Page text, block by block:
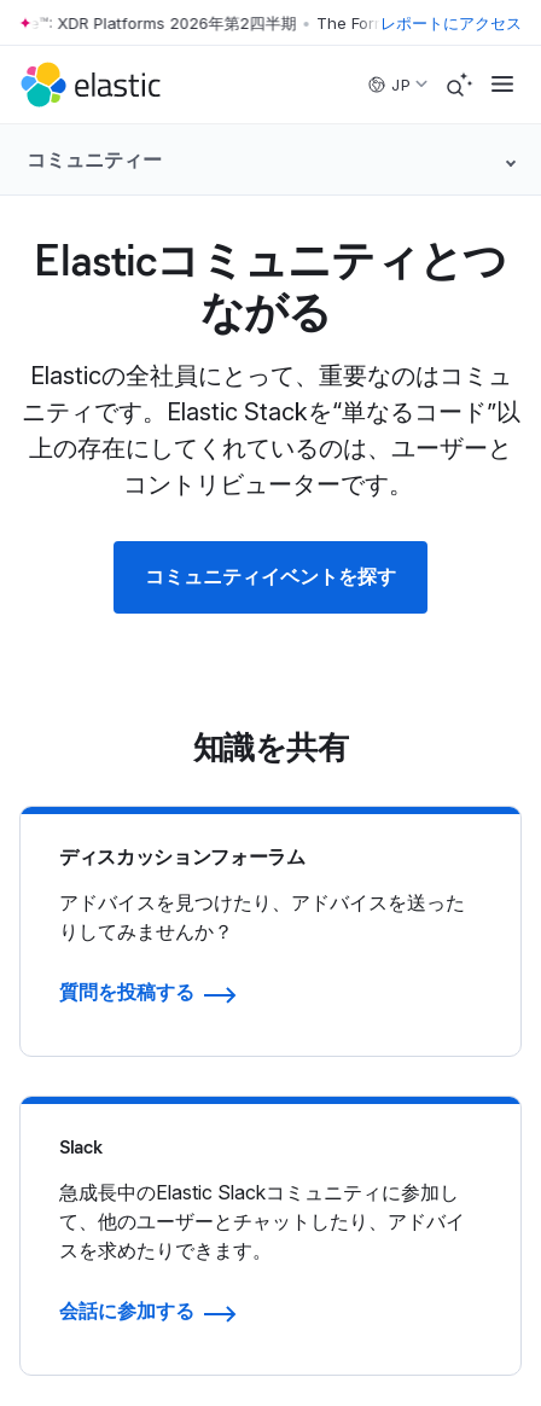
Skip to main content
XDR Platforms 2026年第2四半期 • The Forrester Wave™: XDR
レポートにアクセス
JP
コミュニティー
Elasticコミュニティとつ
ながる
Elasticの全社員にとって、重要なのはコミュ
ニティです。Elastic Stackを“単なるコード”以
上の存在にしてくれているのは、ユーザーと
コントリビューターです。
コミュニティイベントを探す
知識を共有
ディスカッションフォーラム
アドバイスを見つけたり、アドバイスを送った
りしてみませんか？
質問を投稿する
Slack
急成長中のElastic Slackコミュニティに参加し
て、他のユーザーとチャットしたり、アドバイ
スを求めたりできます。
会話に参加する